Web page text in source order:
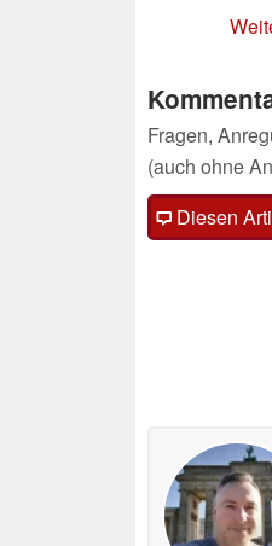
Fragen,
(auch ohne
Diesen